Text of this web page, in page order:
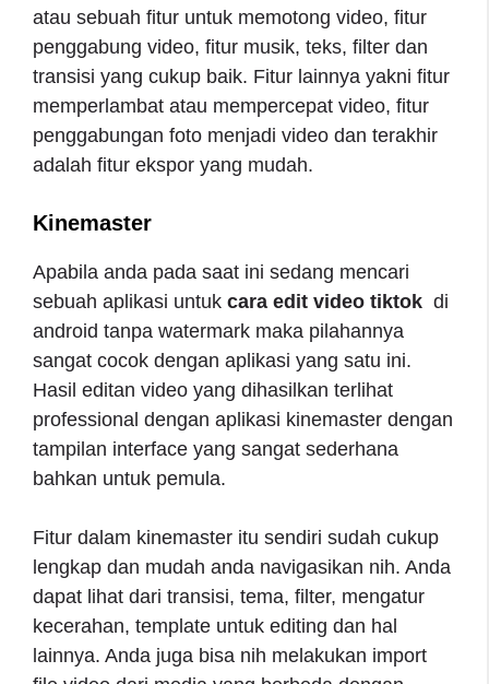
atau sebuah fitur untuk memotong video, fitur
penggabung video, fitur musik, teks, filter dan
transisi yang cukup baik. Fitur lainnya yakni fitur
memperlambat atau mempercepat video, fitur
penggabungan foto menjadi video dan terakhir
adalah fitur ekspor yang mudah.
Kinemaster
Apabila anda pada saat ini sedang mencari
sebuah aplikasi untuk cara edit video tiktok di
android tanpa watermark maka pilahannya
sangat cocok dengan aplikasi yang satu ini.
Hasil editan video yang dihasilkan terlihat
professional dengan aplikasi kinemaster dengan
tampilan interface yang sangat sederhana
bahkan untuk pemula.
Fitur dalam kinemaster itu sendiri sudah cukup
lengkap dan mudah anda navigasikan nih. Anda
dapat lihat dari transisi, tema, filter, mengatur
kecerahan, template untuk editing dan hal
lainnya. Anda juga bisa nih melakukan import